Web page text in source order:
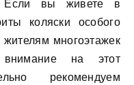
Если вы живете в
коляски особого
многоэтажек
внимание на этот
рекомендуем